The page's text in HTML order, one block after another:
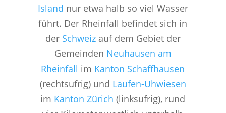
Island nur etwa halb so viel Wasser
führt. Der Rheinfall befindet sich in
der Schweizauf dem Gebiet der
Gemeinden Neuhausen am
Rheinfall im Kanton Schaffhausen
(rechtsufrig) und Laufen-Uhwiesen
im Kanton Zürich (linksufrig), rund